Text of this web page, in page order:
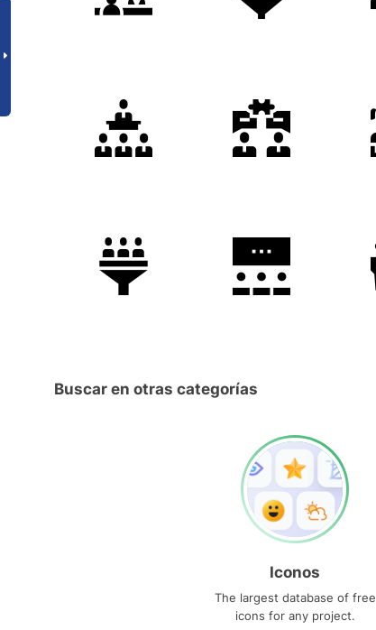
Buscar en otras categorías
Iconos
The largest database of free
icons for any project.